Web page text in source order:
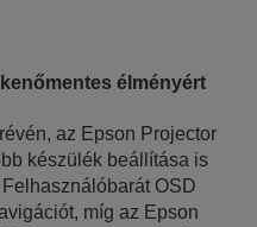
élményért
az Epson Projector
készülék beállítása is
OSD
míg az Epson